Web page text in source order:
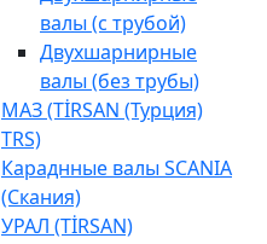
валы (с трубой)
Двухшарнирные
валы (без трубы)
МАЗ (TİRSAN (Турция)
TRS)
Караднные валы SCANIA
(Скания)
УРАЛ (TİRSAN)